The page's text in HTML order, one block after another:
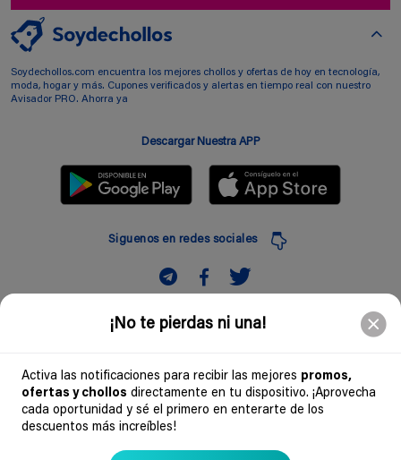
¡No te pierdas ni una!
Activa las notificaciones para recibir las mejores promos,
ofertas y chollos directamente en tu dispositivo. ¡Aprovecha
cada oportunidad y sé el primero en enterarte de los
descuentos más increíbles!
Soydechollos.com encuentra los mejores chollos y ofertas de hoy en tecnología,
moda, hogar y más. Cupones verificados y alertas en tiempo real con nuestro
Avisador PRO. Ahorra ya
Descargar Nuestra APP
Siguenos en redes sociales
Suscribir
Comunidad